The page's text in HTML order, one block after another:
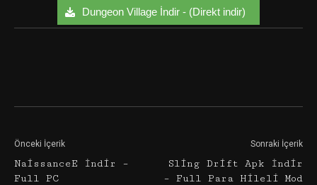
Dungeon Village İndir - (Direkt indir)
Önceki İçerik
NaissanceE İndir –
Full PC
Sonraki İçerik
Sling Drift Apk İndir
– Full Para Hileli Mod